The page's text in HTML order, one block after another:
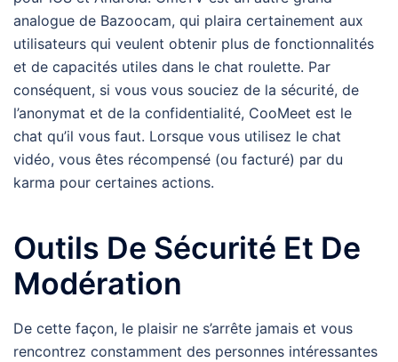
analogue de Bazoocam, qui plaira certainement aux
utilisateurs qui veulent obtenir plus de fonctionnalités
et de capacités utiles dans le chat roulette. Par
conséquent, si vous vous souciez de la sécurité, de
l’anonymat et de la confidentialité, CooMeet est le
chat qu’il vous faut. Lorsque vous utilisez le chat
vidéo, vous êtes récompensé (ou facturé) par du
karma pour certaines actions.
Outils De Sécurité Et De
Modération
De cette façon, le plaisir ne s’arrête jamais et vous
rencontrez constamment des personnes intéressantes